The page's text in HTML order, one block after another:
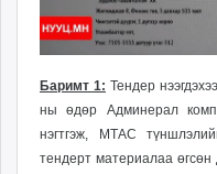
Баримт 1: Тендер
ны өдөр Админерал
нэгтгэж, МТАС
тендерт материалаа